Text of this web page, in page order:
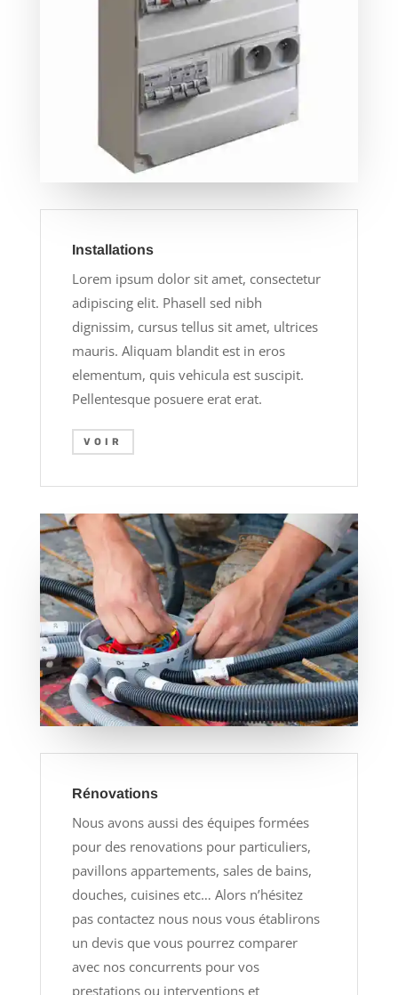
Installations
Lorem ipsum dolor sit amet, consectetur
adipiscing elit. Phasell sed nibh
dignissim, cursus tellus sit amet, ultrices
mauris. Aliquam blandit est in eros
elementum, quis vehicula est suscipit.
Pellentesque posuere erat erat.
VOIR
Rénovations
Nous avons aussi des équipes formées
pour des renovations pour particuliers,
pavillons appartements, sales de bains,
douches, cuisines etc… Alors n’hésitez
pas contactez nous nous vous établirons
un devis que vous pourrez comparer
avec nos concurrents pour vos
prestations ou interventions et